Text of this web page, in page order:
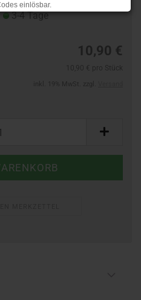
einlösbar.
.
längeren Lieferzeiten kommen.
3-4 Tage
10,90 €